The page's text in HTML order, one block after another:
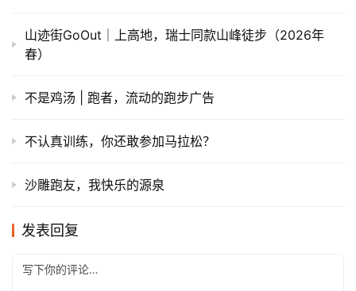
山迹街GoOut｜上高地，瑞士同款山峰徒步（2026年
春）
不是鸡汤 | 跑者，流动的跑步广告
不认真训练，你还敢参加马拉松？
沙雕跑友，我快乐的源泉
发表回复